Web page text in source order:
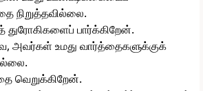
நிறுத்தவில்லை.
பார்க்கிறேன்.
அவர்கள் உமது வார்த்தைகளுக்குக்
வெறுக்கிறேன்.